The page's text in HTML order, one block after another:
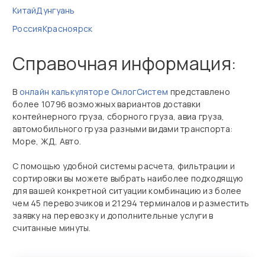
КитайДунгуань
РоссияКрасноярск
Справочная информация:
В онлайн калькуляторе ОнлогСистем представлено
более 10796 возможных вариантов доставки
контейнерного груза, сборного груза, авиа груза,
автомобильного груза разными видами транспорта:
Море, ЖД, Авто.
С помощью удобной системы расчета, фильтрации и
сортировки вы можете выбрать наиболее подходящую
для вашей конкретной ситуации комбинацию из более
чем 45 перевозчиков и 21294 терминалов и разместить
заявку на перевозку и дополнительные услуги в
считанные минуты.